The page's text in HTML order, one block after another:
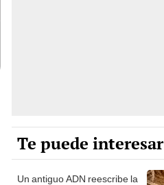
Te puede interesar
Un antiguo ADN reescribe la